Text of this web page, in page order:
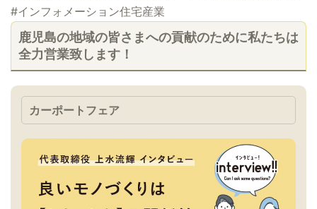
#インフォメーション住宅産業
鹿児島の地域の皆さまへの貢献のために私たちは
全力営業致します！
カーポートフェア